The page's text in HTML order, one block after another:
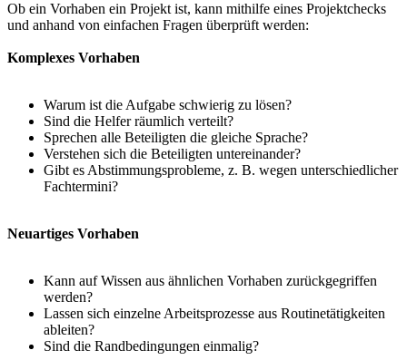
Ob ein Vorhaben ein Projekt ist, kann mithilfe eines Projektchecks
und anhand von einfachen Fragen überprüft werden:
Komplexes Vorhaben
Warum ist die Aufgabe schwierig zu lösen?
Sind die Helfer räumlich verteilt?
Sprechen alle Beteiligten die gleiche Sprache?
Verstehen sich die Beteiligten untereinander?
Gibt es Abstimmungsprobleme, z. B. wegen unterschiedlicher
Fachtermini?
Neuartiges Vorhaben
Kann auf Wissen aus ähnlichen Vorhaben zurückgegriffen
werden?
Lassen sich einzelne Arbeitsprozesse aus Routinetätigkeiten
ableiten?
Sind die Randbedingungen einmalig?